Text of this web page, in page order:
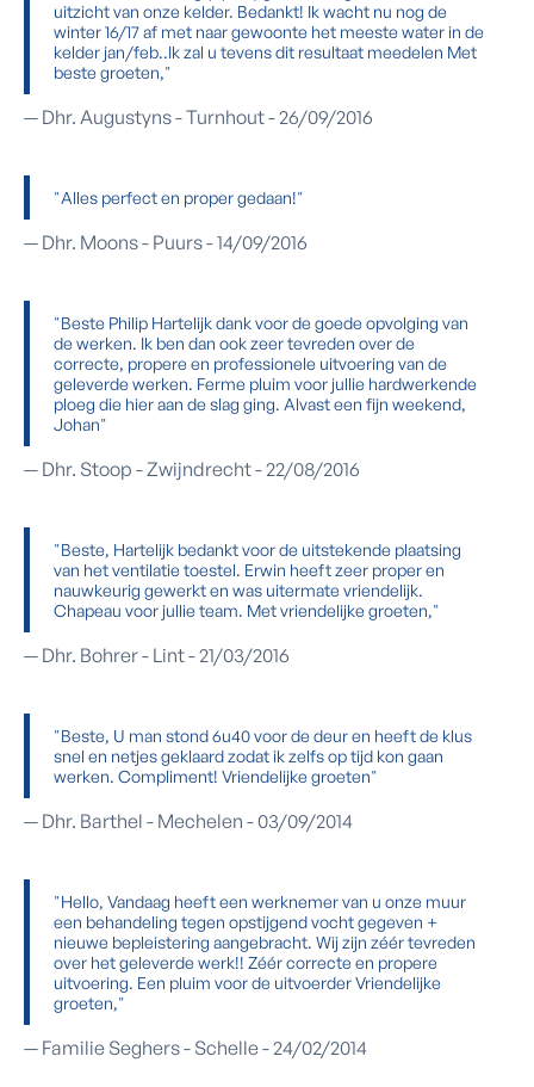
uitzicht van onze kelder. Bedankt! Ik wacht nu nog de
winter 16/17 af met naar gewoonte het meeste water in de
kelder jan/feb..Ik zal u tevens dit resultaat meedelen Met
beste groeten,"
— Dhr. Augustyns - Turnhout - 26/09/2016
"Alles perfect en proper gedaan!"
— Dhr. Moons - Puurs - 14/09/2016
"Beste Philip Hartelijk dank voor de goede opvolging van
de werken. Ik ben dan ook zeer tevreden over de
correcte, propere en professionele uitvoering van de
geleverde werken. Ferme pluim voor jullie hardwerkende
ploeg die hier aan de slag ging. Alvast een fijn weekend,
Johan"
— Dhr. Stoop - Zwijndrecht - 22/08/2016
"Beste, Hartelijk bedankt voor de uitstekende plaatsing
van het ventilatie toestel. Erwin heeft zeer proper en
nauwkeurig gewerkt en was uitermate vriendelijk.
Chapeau voor jullie team. Met vriendelijke groeten,"
— Dhr. Bohrer - Lint - 21/03/2016
"Beste, U man stond 6u40 voor de deur en heeft de klus
snel en netjes geklaard zodat ik zelfs op tijd kon gaan
werken. Compliment! Vriendelijke groeten"
— Dhr. Barthel - Mechelen - 03/09/2014
"Hello, Vandaag heeft een werknemer van u onze muur
een behandeling tegen opstijgend vocht gegeven +
nieuwe bepleistering aangebracht. Wij zijn zéér tevreden
over het geleverde werk!! Zéér correcte en propere
uitvoering. Een pluim voor de uitvoerder Vriendelijke
groeten,"
— Familie Seghers - Schelle - 24/02/2014